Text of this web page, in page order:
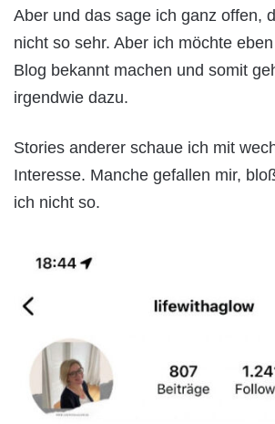
Aber und das sage ich ganz offen,
nicht so sehr. Aber ich möchte
Blog bekannt machen und somit
irgendwie dazu.
Stories anderer schaue ich mit
Interesse. Manche gefallen mir,
ich nicht so.